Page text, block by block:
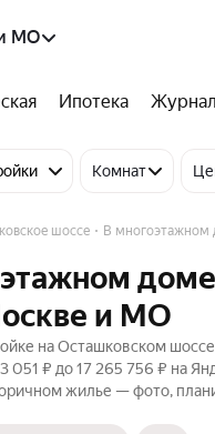
МО
Ипотека Журнал
Комнат
шоссе В многоэтажном
и МО
на Осташковском
051 ₽ до 17 265 756 ₽ на
жилье — фото,